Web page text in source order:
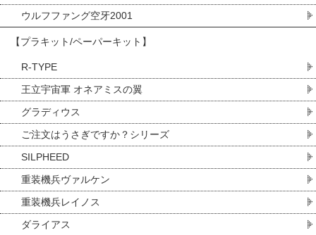
ウルフファング空牙2001
【プラキット/ペーパーキット】
R-TYPE
王立宇宙軍 オネアミスの翼
グラディウス
ご注文はうさぎですか？シリーズ
SILPHEED
重装機兵ヴァルケン
重装機兵レイノス
ダライアス